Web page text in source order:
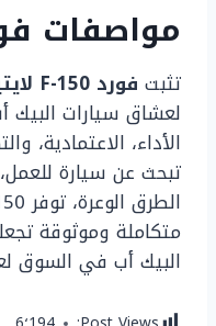
مواصفات فورد
تثبت فورد F-150 لايتينج 2022
لعشاق سيارات البيك
الأداء، الاعتمادية،
تبحث عن سيارة
متكاملة وموثوقة
البيك أب في السوق لعام